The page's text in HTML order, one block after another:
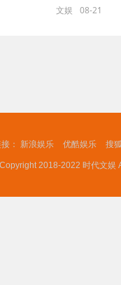
文娱 08-21
： 新浪娱乐 优酷娱乐 搜
Copyright 2018-2022 时代文娱